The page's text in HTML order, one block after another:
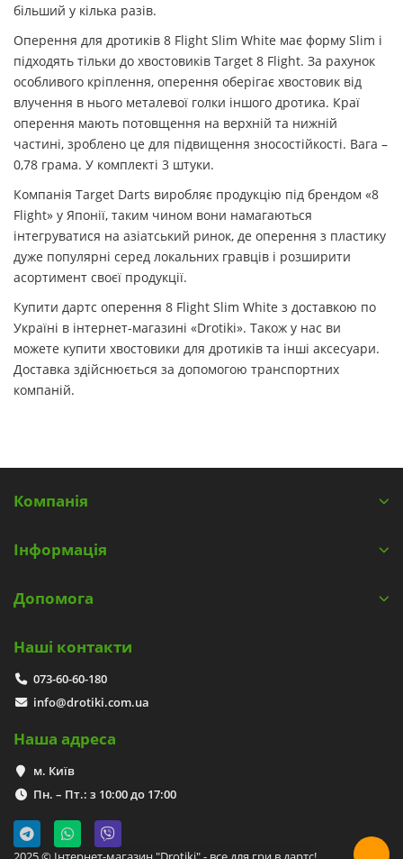
більший у кілька разів.
Оперення для дротиків 8 Flight Slim White має форму Slim і
підходять тільки до хвостовиків Target 8 Flight. За рахунок
особливого кріплення, оперення оберігає хвостовик від
влучення в нього металевої голки іншого дротика. Краї
оперення мають потовщення на верхній та нижній
частині, зроблено це для підвищення зносостійкості. Вага –
0,78 грама. У комплекті 3 штуки.
Компанія Target Darts виробляє продукцію під брендом «8
Flight» у Японії, таким чином вони намагаються
інтегруватися на азіатський ринок, де оперення з пластику
дуже популярні серед локальних гравців і розширити
асортимент своєї продукції.
Купити дартс оперення 8 Flight Slim White з доставкою по
Україні в інтернет-магазині «Drotiki». Також у нас ви
можете купити хвостовики для дротиків та інші аксесуари.
Доставка здійснюється за допомогою транспортних
компаній.
Компанія
Інформація
Допомога
Наші контакти
073-60-60-180
info@drotiki.com.ua
Наша адреса
м. Київ
Пн. – Пт.: з 10:00 до 17:00